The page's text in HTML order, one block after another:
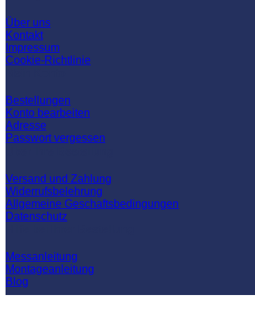
Über uns
Kontakt
Impressum
Cookie-Richtlinie
Bestellungen
Konto bearbeiten
Adresse
Passwort vergessen
Versand und Zahlung
Widerrufsbelehrung
Allgemeine Geschaftsbedingungen
Datenschutz
Messanleitung
Montageanleitung
Blog